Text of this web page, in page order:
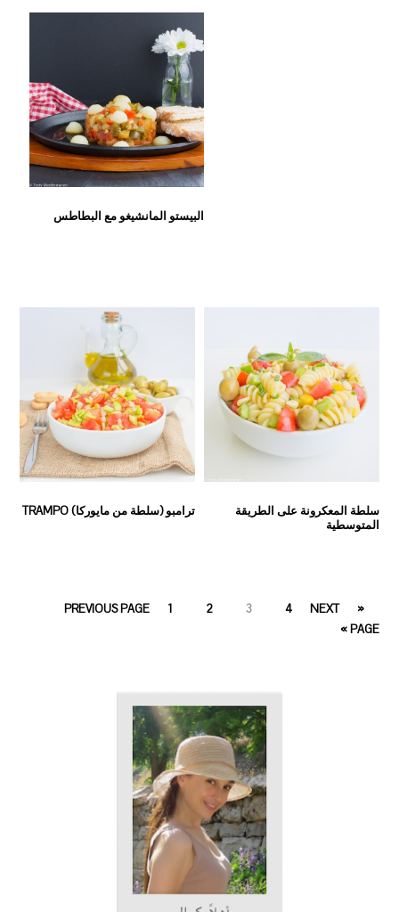
البيستو المانشيغو مع البطاطس
ترامبو (سلطة من مايوركا) TRAMPO
سلطة المعكرونة على الطريقة
المتوسطية
« PREVIOUS PAGE
PAGE 1 2 PAGE3 PAGE4
NEXT
PAGE »